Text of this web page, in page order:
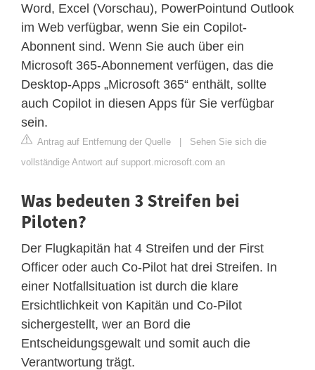
Word, Excel (Vorschau), PowerPointund Outlook
im Web verfügbar, wenn Sie ein Copilot-
Abonnent sind. Wenn Sie auch über ein
Microsoft 365-Abonnement verfügen, das die
Desktop-Apps „Microsoft 365“ enthält, sollte
auch Copilot in diesen Apps für Sie verfügbar
sein.
Antrag auf Entfernung der Quelle | Sehen Sie sich die
vollständige Antwort auf support.microsoft.com an
Was bedeuten 3 Streifen bei
Piloten?
Der Flugkapitän hat 4 Streifen und der First
Officer oder auch Co-Pilot hat drei Streifen. In
einer Notfallsituation ist durch die klare
Ersichtlichkeit von Kapitän und Co-Pilot
sichergestellt, wer an Bord die
Entscheidungsgewalt und somit auch die
Verantwortung trägt.